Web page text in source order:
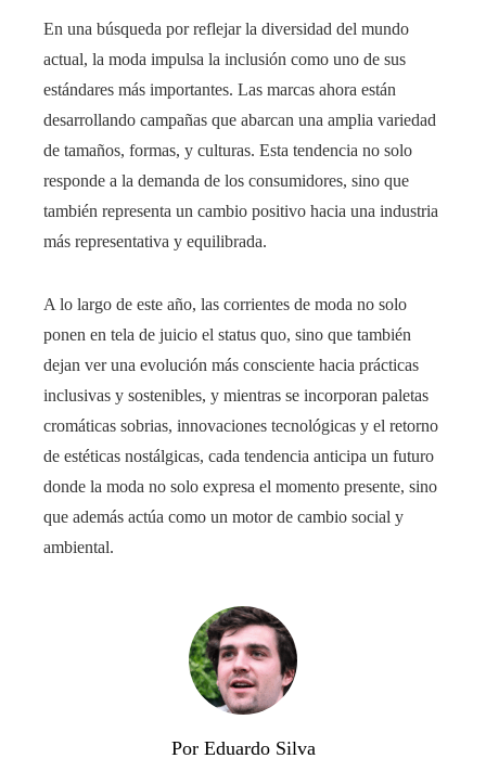
En una búsqueda por reflejar la diversidad del mundo
actual, la moda impulsa la inclusión como uno de sus
estándares más importantes. Las marcas ahora están
desarrollando campañas que abarcan una amplia variedad
de tamaños, formas, y culturas. Esta tendencia no solo
responde a la demanda de los consumidores, sino que
también representa un cambio positivo hacia una industria
más representativa y equilibrada.
A lo largo de este año, las corrientes de moda no solo
ponen en tela de juicio el status quo, sino que también
dejan ver una evolución más consciente hacia prácticas
inclusivas y sostenibles, y mientras se incorporan paletas
cromáticas sobrias, innovaciones tecnológicas y el retorno
de estéticas nostálgicas, cada tendencia anticipa un futuro
donde la moda no solo expresa el momento presente, sino
que además actúa como un motor de cambio social y
ambiental.
Por Eduardo Silva